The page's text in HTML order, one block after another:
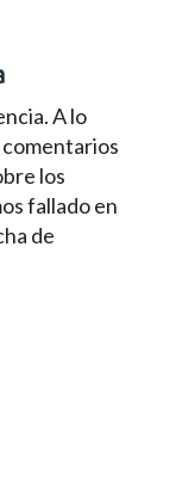
A lo
los
fallado en
de